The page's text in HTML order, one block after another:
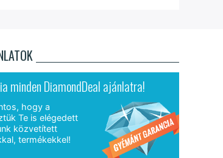
minden DiamondDeal ajánlatra!
hogy a
Te is elégedett
közvetített
termékekkel!